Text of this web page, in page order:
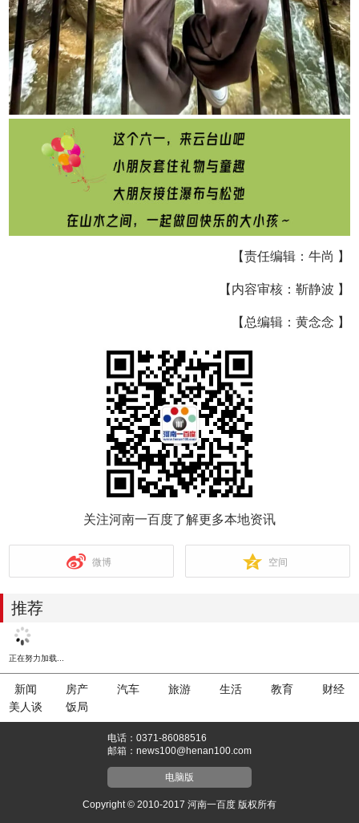
【责任编辑：牛尚 】
【内容审核：靳静波 】
【总编辑：黄念念 】
关注河南一百度了解更多本地资讯
微博 空间
推荐
2026-04-30 14:56:52
河南多地发布人事任免...
2026-04-30 14:42:21